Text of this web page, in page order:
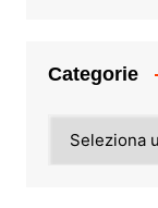
Categorie